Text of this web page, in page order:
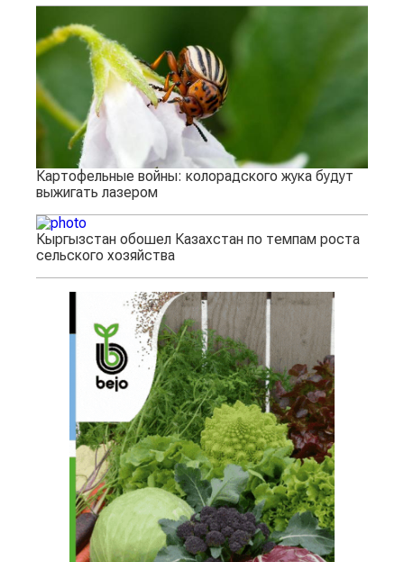
Картофельные войны: колорадского жука будут
выжигать лазером
Кыргызстан обошел Казахстан по темпам роста
сельского хозяйства